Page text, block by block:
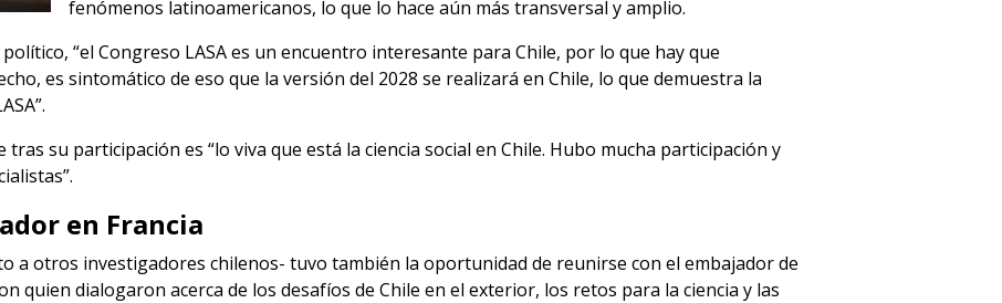
fenómenos latinoamericanos, lo que lo hace aún más transversal y amplio.
“el Congreso LASA es un encuentro interesante para Chile, por lo que hay que
es sintomático de eso que la versión del 2028 se realizará en Chile, lo que demuestra la
su participación es “lo viva que está la ciencia social en Chile. Hubo mucha participación y
en Francia
a otros investigadores chilenos- tuvo también la oportunidad de reunirse con el embajador de
quien dialogaron acerca de los desafíos de Chile en el exterior, los retos para la ciencia y las